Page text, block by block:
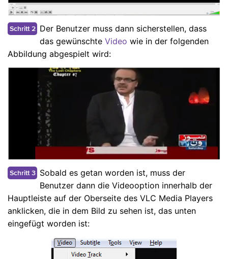
Schritt 2 Der Benutzer muss dann sicherstellen, dass
das gewünschte Video wie in der folgenden
Abbildung abgespielt wird:
Schritt 3 Sobald es getan worden ist, muss der
Benutzer dann die Videooption innerhalb der
Hauptleiste auf der Oberseite des VLC Media Players
anklicken, die in dem Bild zu sehen ist, das unten
eingefügt worden ist: